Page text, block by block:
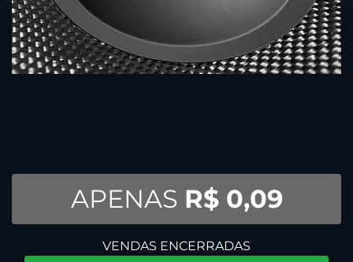
APENAS R$ 0,09
VENDAS ENCERRADAS